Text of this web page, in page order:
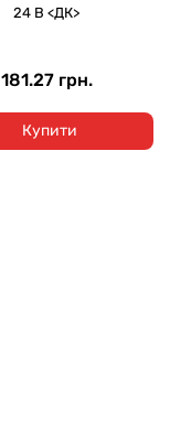
24 В <ДК>
181.27 грн.
Купити